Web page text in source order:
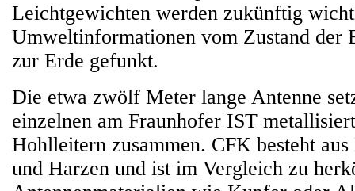
Leichtgewichten werden zukünftig
Umweltinformationen vom Zustand der
zur Erde gefunkt.
Die etwa zwölf Meter lange Antenne
einzelnen am Fraunhofer IST
Hohlleitern zusammen. CFK besteht
und Harzen und ist im Vergleich zu